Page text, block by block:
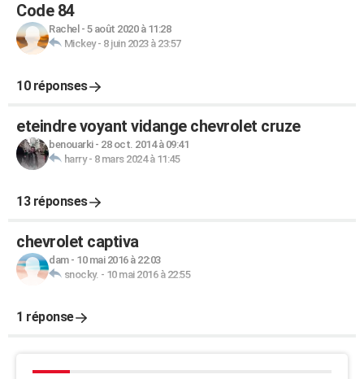
Code 84
Rachel - 5 août 2020 à 11:28
Mickey- 8 juin 2023 à 23:57
10 réponses
eteindre voyant vidange chevrolet cruze
benouarki- 28 oct. 2014 à 09:41
harry- 8 mars 2024 à 11:45
13 réponses
chevrolet captiva
dam- 10 mai 2016 à 22:03
snocky. - 10 mai 2016 à 22:55
1 réponse